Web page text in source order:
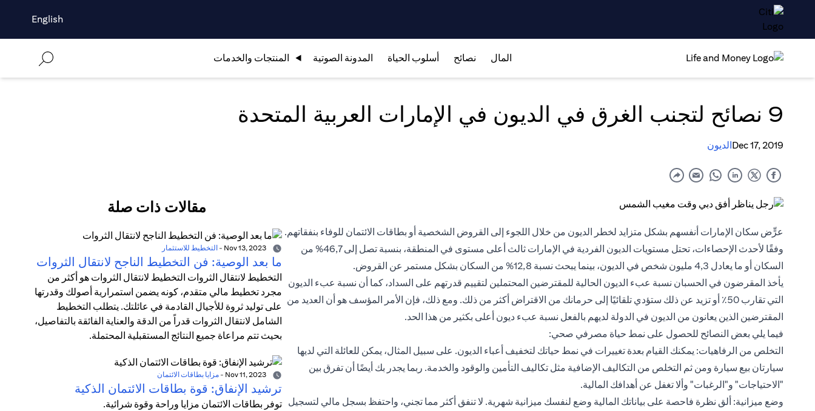
English
المال نصائح أسلوب الحياة المدونة الصوتية المنتجات والخدمات
9 نصائح لتجنب الغرق في الديون في الإمارات العربية المتحدة
Dec 17, 2019الديون
عرٍّض سكان الإمارات أنفسهم بشكل متزايد لخطر الديون من خلال اللجوء إلى القروض الشخصية أو بطاقات الائتمان للوفاء بنفقاتهم.
وفقًا لأحدث الإحصاءات، تحتل مستويات الديون الفردية في الإمارات ثالث أعلى مستوى في المنطقة، بنسبة تصل إلى 46,7% من
السكان أو ما يعادل 4,3 مليون شخص في الديون، بينما يبحث نسبة 12,8% من السكان بشكل مستمر عن القروض.
يأخذ المقرضون في الحسبان نسبة عبء الديون الحالية للمقترضين المحتملين لتقييم قدرتهم على السداد، كما أن نسبة عبء الديون
التي تقارب 50٪ أو تزيد عن ذلك ستؤدي تلقائيًا إلى حرمانك من الاقتراض أكثر من ذلك. ومع ذلك، فإن الأمر المؤسف هو أن العديد من
المقترضين الذين يعانون من الديون في الدولة لديهم بالفعل نسبة عبء ديون أعلى بكثير من هذا الحد.
فيما يلي بعض النصائح للحصول على نمط حياة مصرفي صحي:
التخلص من الرفاهيات: يمكنك القيام بعدة تغييرات في نمط حياتك لتخفيف أعباء الديون. على سبيل المثال، يمكن للعائلة التي لديها
سيارتان بيع سيارة ومن ثم التخلص من التكاليف الإضافية مثل تكاليف التأمين والوقود والخدمة. ربما يجدر بك أيضًا أن تفرق بين
"الاحتياجات" و"الرغبات" وألا تغفل عن أهدافك المالية.
وضع ميزانية: ألق نظرة فاحصة على بياناتك المالية وضع لنفسك ميزانية شهرية. لا تنفق أكثر مما تجني، واحتفظ بسجل مالي لتسجيل
مقالات ذات صلة
- التخطيط للاستثمار
ما بعد الوصية: فن التخطيط الناجح لانتقال الثروات
التخطيط لانتقال الثروات التخطيط لانتقال الثروات هو أكثر من
مجرد تخطيط مالي متقدم، كونه يضمن استمرارية أصولك وقدرتها
على توليد ثروة للأجيال القادمة في عائلتك. يتطلب التخطيط
الشامل لانتقال الثروات قدراً من الدقة والعناية الفائقة بالتفاصيل،
بحيث تتم مراعاة جميع النتائج المستقبلية المحتملة.
- مزايا بطاقات الائتمان
ترشيد الإنفاق: قوة بطاقات الائتمان الذكية
توفر بطاقات الائتمان مزايا وراحة وقوة شرائية.